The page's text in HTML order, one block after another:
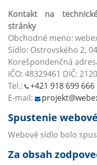
Kontakt na
stránky
Obchodné meno:
Sídlo: Ostrovského 2,
Korešpondenčná
IČO: 48329461 DIČ:
Tel.:
+421 918 699 666
E-mail:
Spustenie
Webové sídlo bolo
Za obsah